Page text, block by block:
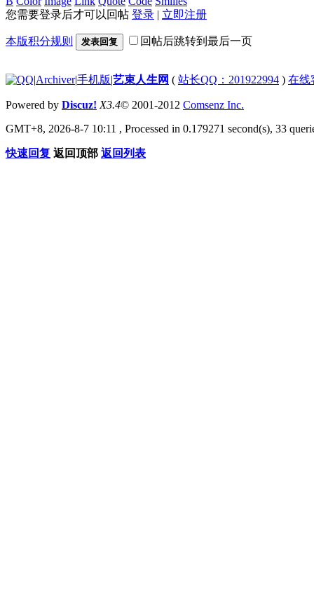
您需要登录后才可以回帖 登录 | 立即注册
本版积分规则 发表回复 回帖后跳转到最后一页
|Archiver|手机版|艺束人生网 ( 站长QQ：201922994 ) 在线
Powered by Discuz! X3.4© 2001-2012 Comsenz Inc.
GMT+8, 2026-8-7 10:11 , Processed in 0.179271 second(s), 33
快速回复 返回顶部 返回列表